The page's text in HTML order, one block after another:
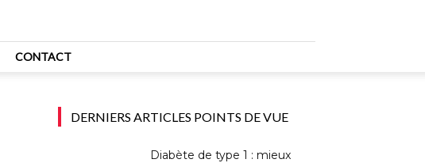
CONTACT
DERNIERS ARTICLES POINTS DE VUE
Diabète de type 1 : mieux